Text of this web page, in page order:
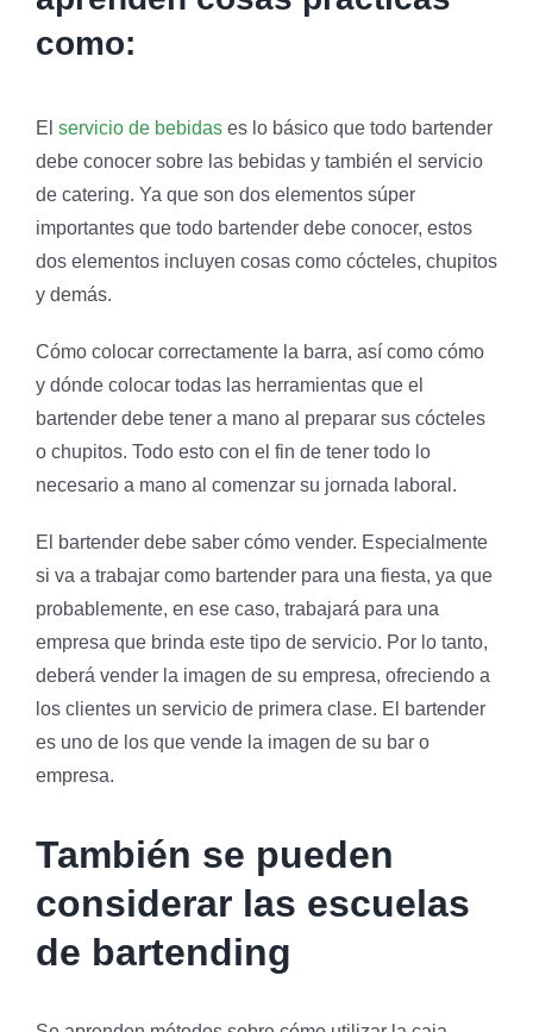
como:
El servicio de bebidases lo básico que todo bartender
debe conocer sobre las bebidas y también el servicio
de catering. Ya que son dos elementos súper
importantes que todo bartender debe conocer, estos
dos elementos incluyen cosas como cócteles, chupitos
y demás.
Cómo colocar correctamente la barra, así como cómo
y dónde colocar todas las herramientas que el
bartender debe tener a mano al preparar sus cócteles
o chupitos. Todo esto con el fin de tener todo lo
necesario a mano al comenzar su jornada laboral.
El bartender debe saber cómo vender. Especialmente
si va a trabajar como bartender para una fiesta, ya que
probablemente, en ese caso, trabajará para una
empresa que brinda este tipo de servicio. Por lo tanto,
deberá vender la imagen de su empresa, ofreciendo a
los clientes un servicio de primera clase. El bartender
es uno de los que vende la imagen de su bar o
empresa.
También se pueden
considerar las escuelas
de bartending